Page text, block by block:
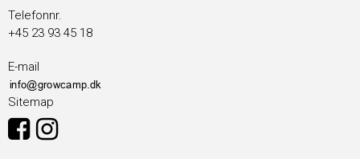
Telefonnr.
+45 23 93 45 18
E-mail
Sitemap